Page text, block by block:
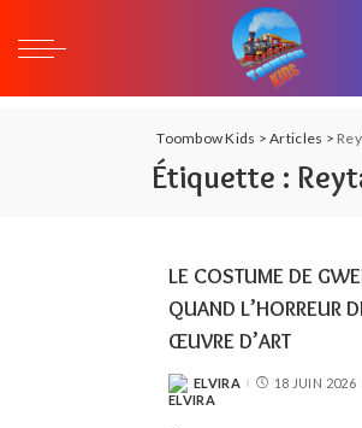
Toombow Kids >Articles >
Étiquette :
LE COSTUME DE
QUAND L’HORREUR
ŒUVRE D’ART
POSTED
BY
ELVIRA 18 JUIN 2026